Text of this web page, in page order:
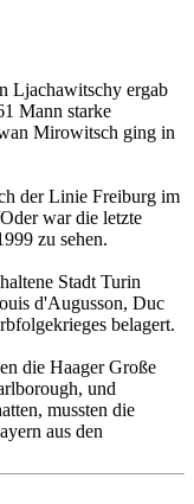
Ljachawitschy ergab
Mann starke
Mirowitsch ging in
der Linie Freiburg im
war die letzte
zu sehen.
Stadt Turin
d'Augusson, Duc
belagert.
die Haager Große
und
mussten die
aus den